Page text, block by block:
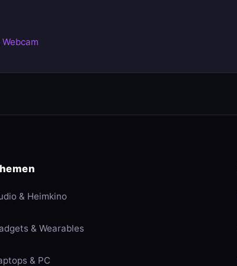
Webcam
& Heimkino
& Wearables
& PC